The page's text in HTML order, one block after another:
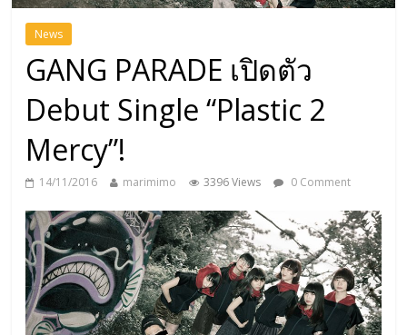
News
GANG PARADE เปิดตัว
Debut Single “Plastic 2
Mercy”!
14/11/2016 marimimo 3396 Views 0 Comment